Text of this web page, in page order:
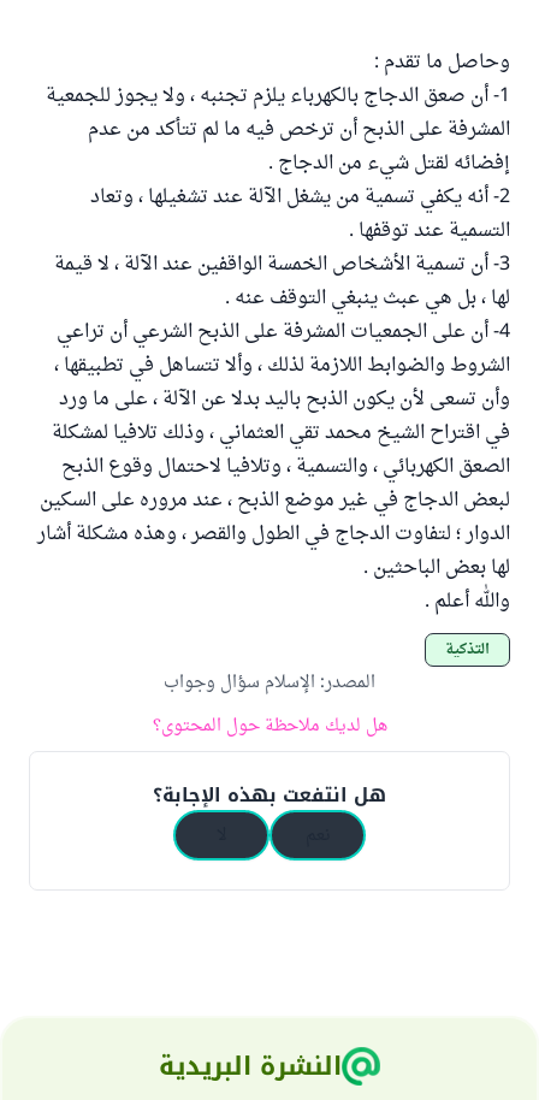
وحاصل ما تقدم :
1- أن صعق الدجاج بالكهرباء يلزم تجنبه ، ولا يجوز للجمعية
المشرفة على الذبح أن ترخص فيه ما لم تتأكد من عدم
إفضائه لقتل شيء من الدجاج .
2- أنه يكفي تسمية من يشغل الآلة عند تشغيلها ، وتعاد
التسمية عند توقفها .
3- أن تسمية الأشخاص الخمسة الواقفين عند الآلة ، لا قيمة
لها ، بل هي عبث ينبغي التوقف عنه .
4- أن على الجمعيات المشرفة على الذبح الشرعي أن تراعي
الشروط والضوابط اللازمة لذلك ، وألا تتساهل في تطبيقها ،
وأن تسعى لأن يكون الذبح باليد بدلا عن الآلة ، على ما ورد
في اقتراح الشيخ محمد تقي العثماني ، وذلك تلافيا لمشكلة
الصعق الكهربائي ، والتسمية ، وتلافيا لاحتمال وقوع الذبح
لبعض الدجاج في غير موضع الذبح ، عند مروره على السكين
الدوار ؛ لتفاوت الدجاج في الطول والقصر ، وهذه مشكلة أشار
لها بعض الباحثين .
والله أعلم .
التذكية
المصدر: الإسلام سؤال وجواب
هل لديك ملاحظة حول المحتوى؟
هل انتفعت بهذه الإجابة؟
النشرة البريدية